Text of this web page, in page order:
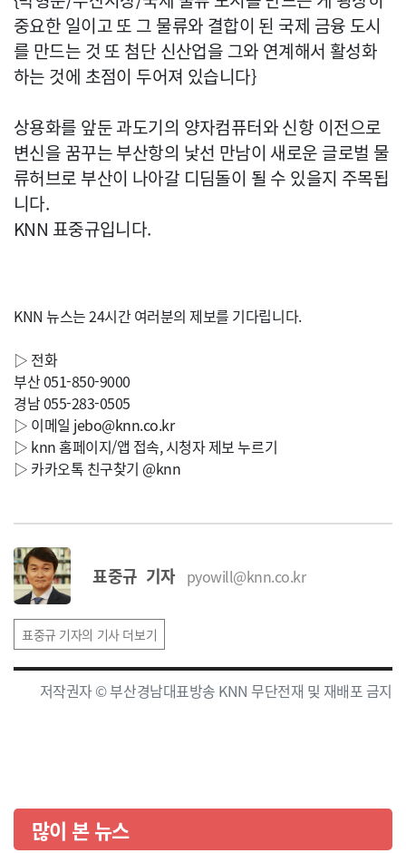
중요한 일이고 또 그 물류와 결합이 된 국제 금융 도시
를 만드는 것 또 첨단 신산업을 그와 연계해서 활성화
하는 것에 초점이 두어져 있습니다}
상용화를 앞둔 과도기의 양자컴퓨터와 신항 이전으로
변신을 꿈꾸는 부산항의 낯선 만남이 새로운 글로벌 물
류허브로 부산이 나아갈 디딤돌이 될 수 있을지 주목됩
니다.
KNN 표중규입니다.
KNN 뉴스는 24시간 여러분의 제보를 기다립니다.
▷ 전화
부산 051-850-9000
경남 055-283-0505
▷ 이메일 jebo@knn.co.kr
▷ knn 홈페이지/앱 접속, 시청자 제보 누르기
▷ 카카오톡 친구찾기 @knn
표중규 기자 pyowill@knn.co.kr
표중규 기자의 기사 더보기
저작권자 © 부산경남대표방송 KNN 무단전재 및 재배포 금지
많이 본 뉴스